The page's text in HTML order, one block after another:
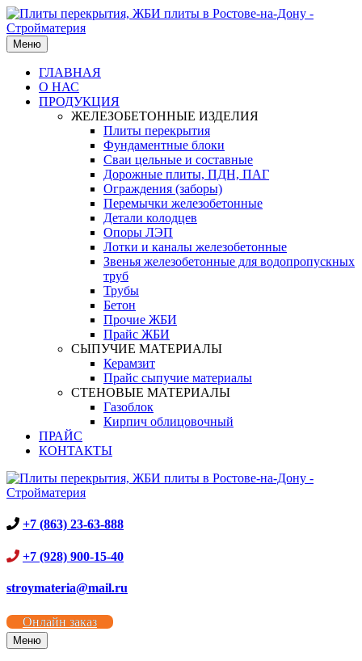
Меню
ГЛАВНАЯ
О НАС
ПРОДУКЦИЯ
ЖЕЛЕЗОБЕТОННЫЕ ИЗДЕЛИЯ
Плиты перекрытия
Фундаментные блоки
Сваи цельные и составные
Дорожные плиты, ПДН, ПАГ
Ограждения (заборы)
Перемычки железобетонные
Детали колодцев
Опоры ЛЭП
Лотки и каналы железобетонные
Звенья железобетонные для водопропускных
труб
Трубы
Бетон
Прочие ЖБИ
Прайс ЖБИ
СЫПУЧИЕ МАТЕРИАЛЫ
Керамзит
Прайс сыпучие материалы
СТЕНОВЫЕ МАТЕРИАЛЫ
Газоблок
Кирпич облицовочный
ПРАЙС
КОНТАКТЫ
+7 (863) 23-63-888
+7 (928) 900-15-40
stroymateria@mail.ru
Онлайн заказ
Меню